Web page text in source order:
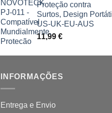
Proteção contra
Surtos, Design Portátil
US-UK-EU-AUS
11,99 €
INFORMAÇÕES
Entrega e Envio